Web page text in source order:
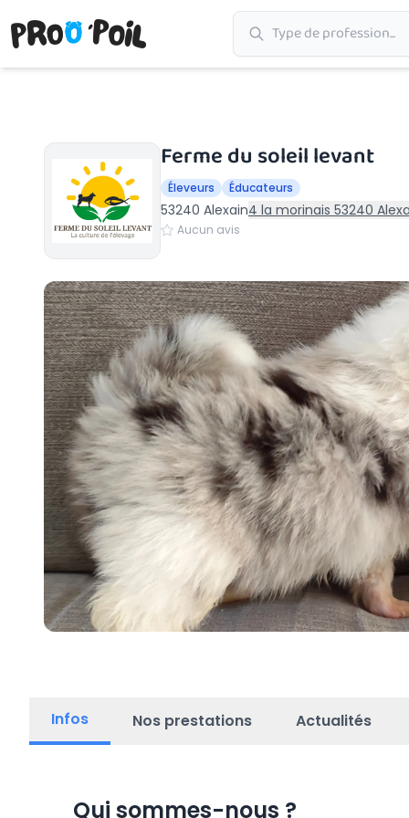
Accueil›Alexain› Ferme du soleil levant
Ferme du soleil levant
Éleveurs Éducateurs
53240 Alexain4 la morinais 53240
Aucun avis
Infos Nos prestations Actualités
Qui sommes-nous ?